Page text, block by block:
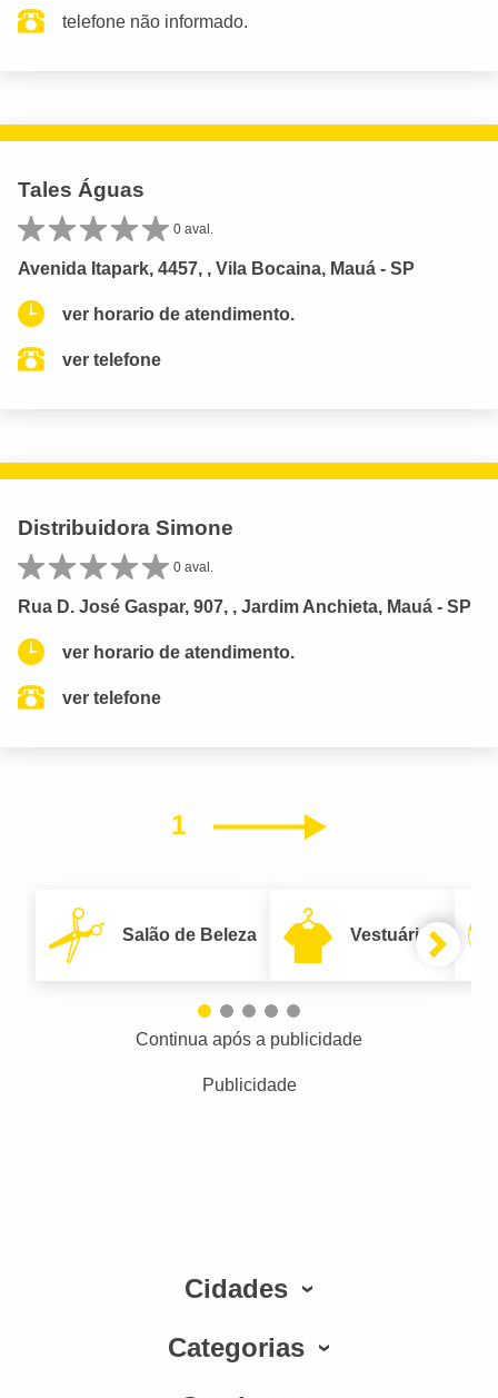
telefone não informado.
Tales Águas
0 aval.
Avenida Itapark, 4457, , Vila Bocaina, Mauá - SP
ver horario de atendimento.
ver telefone
Distribuidora Simone
0 aval.
Rua D. José Gaspar, 907, , Jardim Anchieta, Mauá - SP
ver horario de atendimento.
ver telefone
1 Próximo
Salão de Beleza Vestuário
Continua após a publicidade
Publicidade
Cidades
Categorias